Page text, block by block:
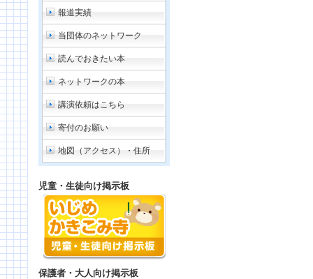
報道実績
当団体のネットワーク
読んでおきたい本
ネットワークの本
講演依頼はこちら
寄付のお願い
地図（アクセス）・住所
児童・生徒向け掲示板
保護者・大人向け掲示板